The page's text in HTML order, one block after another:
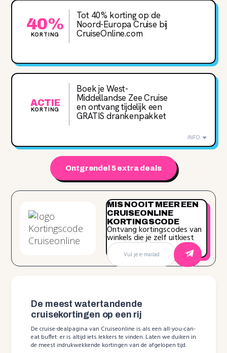
40%
KORTING
Tot 40% korting op de
Noord-Europa Cruise bij
CruiseOnline.com
ACTIE
KORTING
Boek je West-
Middellandse Zee Cruise
en ontvang tijdelijk een
GRATIS drankenpakket
INFO
Ontgrendel 5 extra deals
MIS NOOIT MEER EEN
CRUISEONLINE
KORTINGSCODE
Ontvang kortingscodes van
winkels die je zelf uitkiest
De meest watertandende
cruisekortingen op een rij
De cruise-dealpagina van Cruiseonline is als een all-you-can-
eat buffet: er is altijd iets lekkers te vinden. Laten we duiken in
de meest indrukwekkende kortingen van de afgelopen tijd.